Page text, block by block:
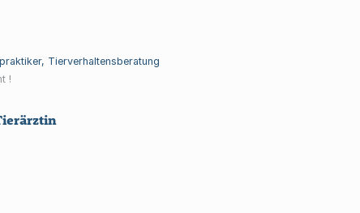
Tierverhaltensberatung
!